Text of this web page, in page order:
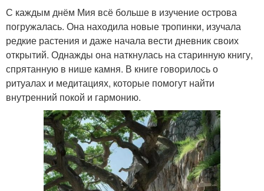
С каждым днём Мия всё больше в изучение острова
погружалась. Она находила новые тропинки, изучала
редкие растения и даже начала вести дневник своих
открытий. Однажды она наткнулась на старинную книгу,
спрятанную в нише камня. В книге говорилось о
ритуалах и медитациях, которые помогут найти
внутренний покой и гармонию.